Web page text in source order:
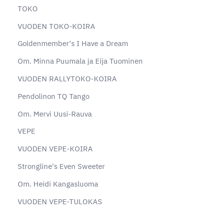
TOKO
VUODEN TOKO-KOIRA
Goldenmember's I Have a Dream
Om. Minna Puumala ja Eija Tuominen
VUODEN RALLYTOKO-KOIRA
Pendolinon TQ Tango
Om. Mervi Uusi-Rauva
VEPE
VUODEN VEPE-KOIRA
Strongline's Even Sweeter
Om. Heidi Kangasluoma
VUODEN VEPE-TULOKAS